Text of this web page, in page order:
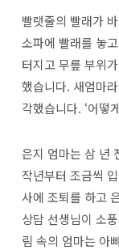
빨랫줄의 빨래가
소파에 빨래를 놓
터지고 무릎 부위
했습니다. 새엄마
각했습니다. ‘어떻
은지 엄마는 삼 년
작년부터 조금씩
사에 조퇴를 하고
상담 선생님이 소
림 속의 엄마는 아